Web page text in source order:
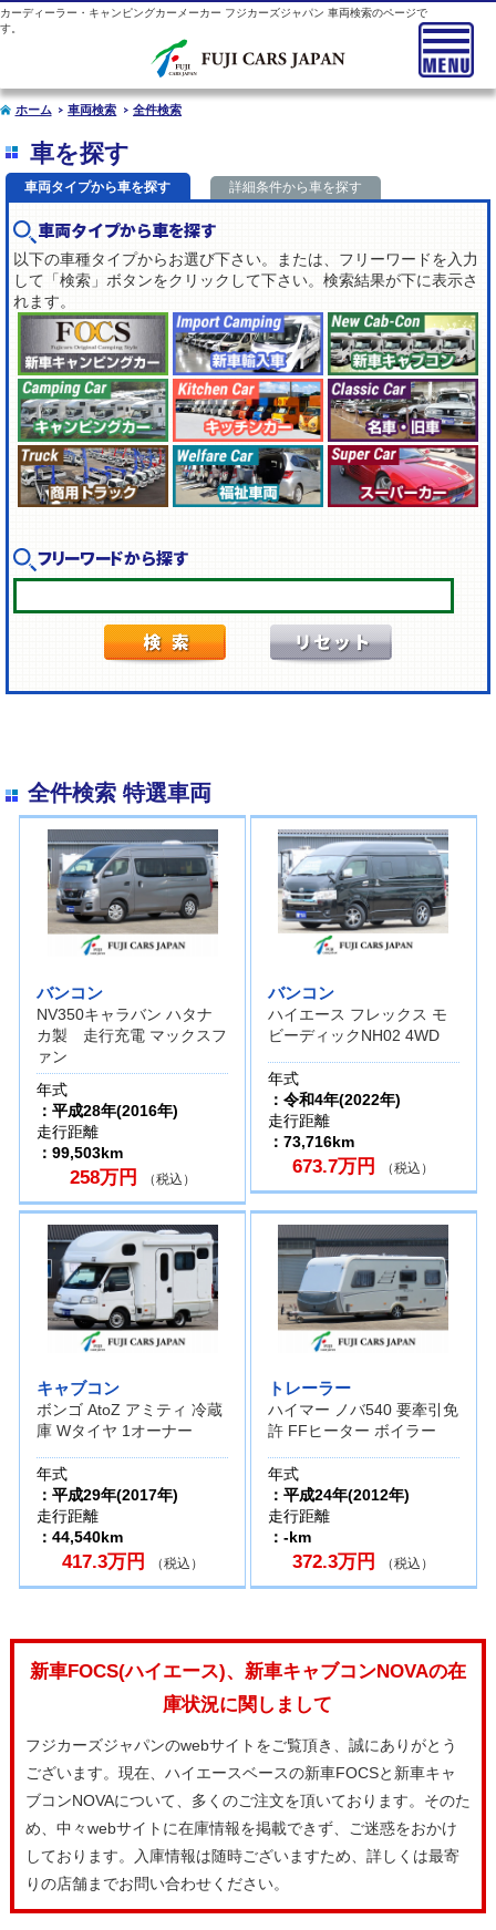
カーディーラー・キャンピングカーメーカー フジカーズジャパン 車両検索のページで
す。
ホーム 車両検索 全件検索
車を探す
車両タイプから車を探す 詳細条件から車を探す
車両タイプから車を探す
以下の車種タイプからお選び下さい。または、フリーワードを入力
して「検索」ボタンをクリックして下さい。検索結果が下に表示さ
れます。
フリーワードから探す
全件検索 特選車両
バンコン
NV350キャラバン ハタナ
カ製 走行充電 マックスフ
ァン
年式
：平成28年(2016年)
走行距離
：99,503km
258万円 （税込）
バンコン
ハイエース フレックス モ
ビーディックNH02 4WD
年式
：令和4年(2022年)
走行距離
：73,716km
673.7万円 （税込）
キャブコン
ボンゴ AtoZ アミティ 冷蔵
庫 Wタイヤ 1オーナー
年式
：平成29年(2017年)
走行距離
：44,540km
417.3万円 （税込）
トレーラー
ハイマー ノバ540 要牽引免
許 FFヒーター ボイラー
年式
：平成24年(2012年)
走行距離
：-km
372.3万円 （税込）
新車FOCS(ハイエース)、新車キャブコンNOVAの在
庫状況に関しまして
フジカーズジャパンのwebサイトをご覧頂き、誠にありがとう
ございます。現在、ハイエースベースの新車FOCSと新車キャ
ブコンNOVAについて、多くのご注文を頂いております。そのた
め、中々webサイトに在庫情報を掲載できず、ご迷惑をおかけ
しております。入庫情報は随時ございますため、詳しくは最寄
りの店舗までお問い合わせください。